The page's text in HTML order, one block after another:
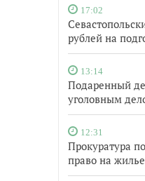
17:02
рублей на
13:14
Подаренный
уголовным
12:31
Прокуратура
право на жилье